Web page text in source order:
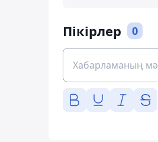
Пікірлер 0